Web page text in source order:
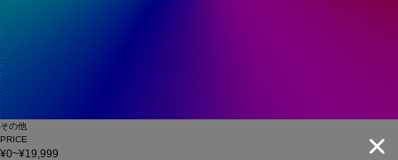
その他
PRICE
¥0~¥19,999